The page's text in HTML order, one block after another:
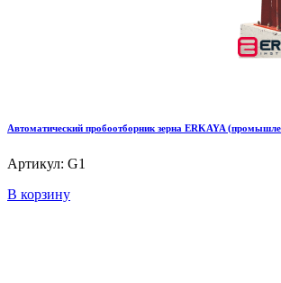
Автоматический пробоотборник зерна ERKAYA
Артикул: G1
В корзину